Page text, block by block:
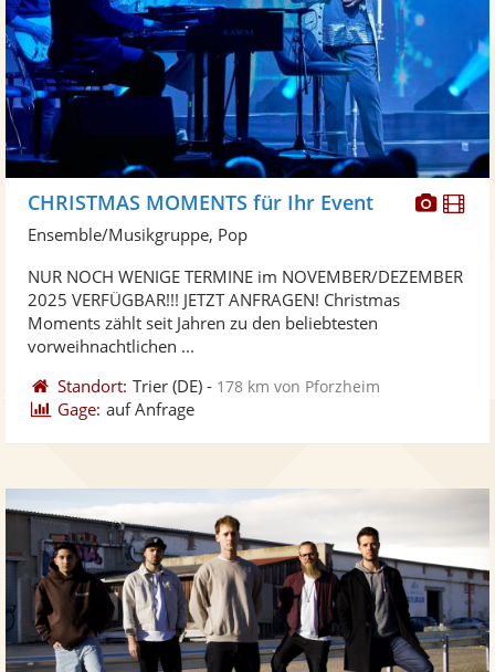
Fotos
CHRISTMAS MOMENTS für Ihr Event
Ensemble/Musikgruppe, Pop
NUR NOCH WENIGE TERMINE im NOVEMBER/DEZEMBER
2025 VERFÜGBAR!!! JETZT ANFRAGEN! Christmas
Moments zählt seit Jahren zu den beliebtesten
vorweihnachtlichen ...
Standort: Trier (DE) - 178 km von Pforzheim
Gage: auf Anfrage